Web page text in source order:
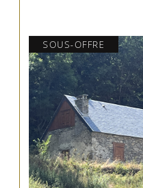
SOUS-OFFRE